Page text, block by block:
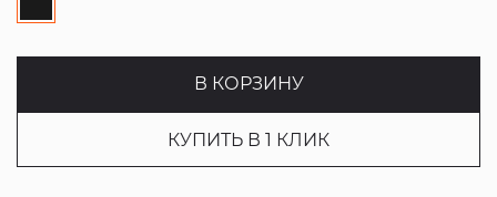
В КОРЗИНУ
КУПИТЬ В 1 КЛИК